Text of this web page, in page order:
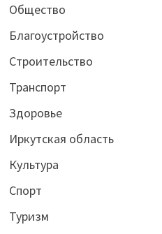
Общество
Благоустройство
Строительство
Транспорт
Здоровье
Иркутская область
Культура
Спорт
Туризм